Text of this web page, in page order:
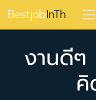
BestjobInTh
งานดีๆ
คิ